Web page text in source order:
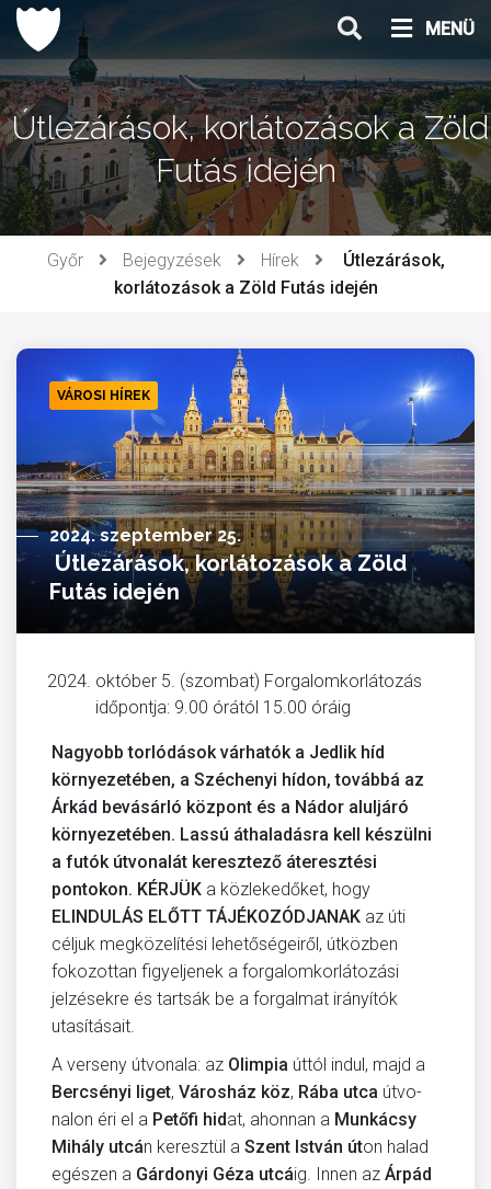
Ugrás
tartalomhoz
MENÜ
Útlezárások, korlátozások a Zöld
Futás idején
Győr Bejegyzések Hírek
Útlezárások,
korlátozások a Zöld Futás idején
VÁROSI HÍREK
2024. szeptember 25.
Útlezárások, korlátozások a Zöld
Futás idején
október 5. (szombat) Forgalomkorlátozás
időpontja: 9.00 órától 15.00 óráig
Nagyobb torlódások várhatók a Jedlik híd
környezetében, a Széchenyi hídon, továbbá az
Árkád bevásárló központ és a Nádor aluljáró
környezetében. Lassú áthaladásra kell készülni
a futók útvonalát keresztező áteresztési
pontokon. KÉRJÜK a közlekedőket, hogy
ELINDULÁS ELŐTT TÁJÉKOZÓDJANAK az úti
céljuk megközelítési lehetőségeiről, útközben
fokozottan figyeljenek a forgalomkorlátozási
jelzésekre és tartsák be a forgalmat irányítók
utasításait.
A verseny útvonala: az Olimpia úttól indul, majd a
Bercsényi liget, Városház köz, Rába utca útvo­
nalon éri el a Petőfi hidat, ahonnan a Munkácsy
Mihály utcán keresztül a Szent István úton halad
egészen a Gárdonyi Géza utcáig. Innen az Árpád